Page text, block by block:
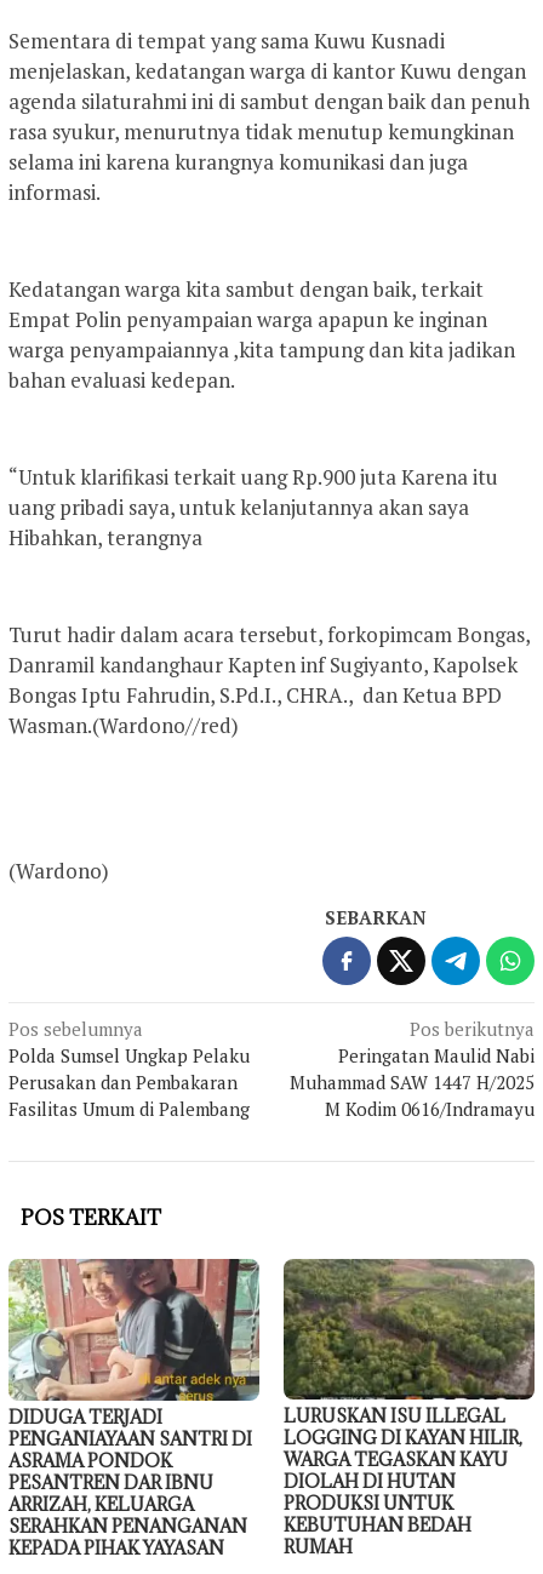
Sementara di tempat yang sama Kuwu Kusnadi
menjelaskan, kedatangan warga di kantor Kuwu dengan
agenda silaturahmi ini di sambut dengan baik dan penuh
rasa syukur, menurutnya tidak menutup kemungkinan
selama ini karena kurangnya komunikasi dan juga
informasi.
Kedatangan warga kita sambut dengan baik, terkait
Empat Polin penyampaian warga apapun ke inginan
warga penyampaiannya ,kita tampung dan kita jadikan
bahan evaluasi kedepan.
“Untuk klarifikasi terkait uang Rp.900 juta Karena itu
uang pribadi saya, untuk kelanjutannya akan saya
Hibahkan, terangnya
Turut hadir dalam acara tersebut, forkopimcam Bongas,
Danramil kandanghaur Kapten inf Sugiyanto, Kapolsek
Bongas Iptu Fahrudin, S.Pd.I., CHRA., dan Ketua BPD
Wasman.(Wardono//red)
(Wardono)
SEBARKAN
Navigasi
pos
Pos sebelumnya
Polda Sumsel Ungkap Pelaku
Perusakan dan Pembakaran
Fasilitas Umum di Palembang
Pos berikutnya
Peringatan Maulid Nabi
Muhammad SAW 1447 H/2025
M Kodim 0616/Indramayu
POS TERKAIT
DIDUGA TERJADI
PENGANIAYAAN SANTRI DI
ASRAMA PONDOK
PESANTREN DAR IBNU
ARRIZAH, KELUARGA
SERAHKAN PENANGANAN
KEPADA PIHAK YAYASAN
LURUSKAN ISU ILLEGAL
LOGGING DI KAYAN HILIR,
WARGA TEGASKAN KAYU
DIOLAH DI HUTAN
PRODUKSI UNTUK
KEBUTUHAN BEDAH
RUMAH